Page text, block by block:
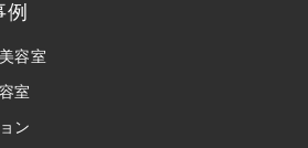
容室
室
ン